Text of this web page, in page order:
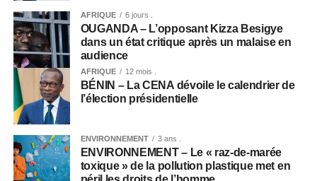
AFRIQUE 6 jours .
OUGANDA – L’opposant Kizza Besigye
dans un état critique après un malaise en
audience
AFRIQUE 12 mois .
BÉNIN – La CENA dévoile le calendrier de
l’élection présidentielle
ENVIRONNEMENT 3 ans .
ENVIRONNEMENT – Le « raz-de-marée
toxique » de la pollution plastique met en